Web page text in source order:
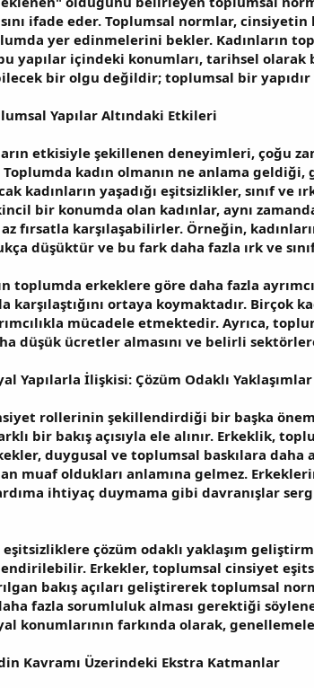
ifade eder. Toplumsal normlar,
yer edinmelerini bekler. Kadınların
yapılar içindeki konumları, tarihsel
bir olgu değildir; toplumsal bir
Yapılar Altındaki Etkileri
etkisiyle şekillenen deneyimleri, çoğu
kadın olmanın ne anlama
kadınların yaşadığı eşitsizlikler, sınıf ve
bir konumda olan kadınlar, aynı
fırsatla karşılaşabilirler. Örneğin,
düşüktür ve bu fark daha fazla ırk ve
toplumda erkeklere göre daha fazla
karşılaştığını ortaya koymaktadır. Birçok
mücadele etmektedir. Ayrıca,
düşük ücretler almasını ve belirli
Yapılarla İlişkisi: Çözüm Odaklı Yaklaşımlar
rollerinin şekillendirdiği bir başka
bir bakış açısıyla ele alınır. Erkeklik,
duygusal ve toplumsal baskılara
muaf oldukları anlamına gelmez.
ihtiyaç duymama gibi davranışlar
çözüm odaklı yaklaşım
Erkekler, toplumsal cinsiyet
bakış açıları geliştirerek toplumsal
fazla sorumluluk alması gerektiği
konumlarının farkında olarak,
Kavramı Üzerindeki Ekstra Katmanlar